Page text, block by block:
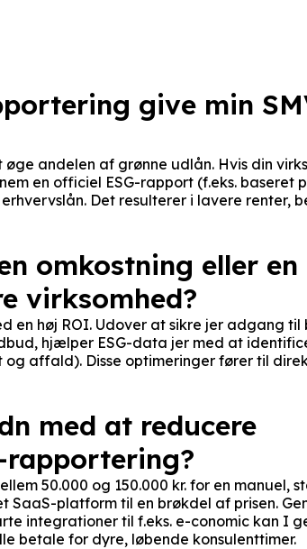
give min
andelen af grønne udlån. Hvis din
en officiel ESG-rapport (f.eks. baseret
Det resulterer i lavere renter,
omkostning eller en
virksomhed?
en høj ROI. Udover at sikre jer adgang til
hjælper ESG-data jer med at
og affald). Disse optimeringer fører til
med at reducere
rapportering?
50.000 og 150.000 kr. for en manuel,
platform til en brøkdel af prisen.
integrationer til f.eks. e-conomic kan I
betale for dyre, løbende konsulenttimer.